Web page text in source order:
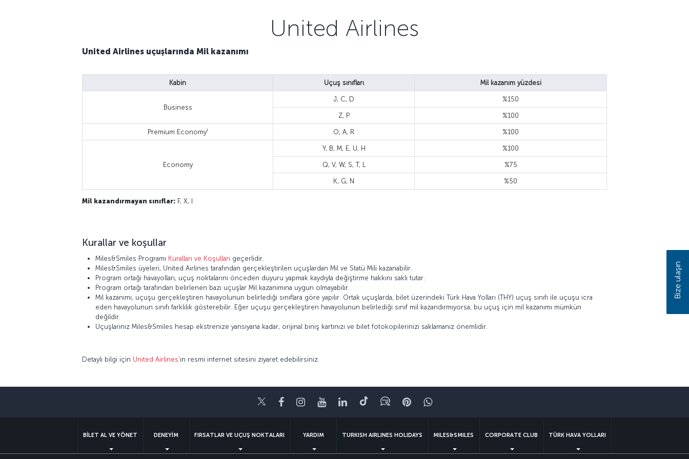
United Airlines
United Airlines uçuşlarında Mil kazanımı
Kabin Uçuş sınıfları Mil kazanım yüzdesi
Business
J, C, D %150
Z, P %100
Premium Economy1 O, A, R %100
Economy
Y, B, M, E, U, H %100
Q, V, W, S, T, L %75
K, G, N %50
Mil kazandırmayan sınıflar: F, X, I
Kurallar ve koşullar
Miles&Smiles Programı Kuralları ve Koşulları geçerlidir.
Miles&Smiles üyeleri, United Airlines tarafından gerçekleştirilen uçuşlardan Mil ve Statü Mili kazanabilir.
Program ortağı havayolları, uçuş noktalarını önceden duyuru yapmak kaydıyla değiştirme hakkını saklı tutar.
Program ortağı tarafından belirlenen bazı uçuşlar Mil kazanımına uygun olmayabilir.
Mil kazanımı, uçuşu gerçekleştiren havayolunun belirlediği sınıflara göre yapılır. Ortak uçuşlarda, bilet üzerindeki Türk Hava Yolları (THY) uçuş sınıfı ile uçuşu icra
eden havayolunun sınıfı farklılık gösterebilir. Eğer uçuşu gerçekleştiren havayolunun belirlediği sınıf mil kazandırmıyorsa, bu uçuş için mil kazanımı mümkün
değildir.
Uçuşlarınız Miles&Smiles hesap ekstrenize yansıyana kadar, orijinal biniş kartınızı ve bilet fotokopilerinizi saklamanız önemlidir.
Detaylı bilgi için United Airlines’ın resmi internet sitesini ziyaret edebilirsiniz.
TwitterFacebookInstagram
YoutubeLinkedIn
TiktokBlogPinterestWhatsapp
BİLET AL VE YÖNET DENEYİM FIRSATLAR VE UÇUŞ NOKTALARI YARDIM TURKISH AIRLINES HOLIDAYS MILES&SMILES CORPORATE CLUB TÜRK HAVA YOLLARI
Bize ulaşın